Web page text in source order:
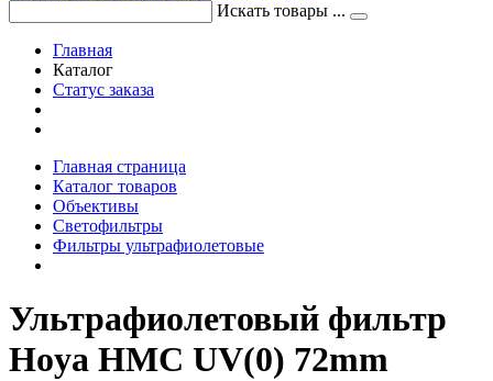
Искать товары ...
Главная
Каталог
Статус заказа
Главная страница
Каталог товаров
Объективы
Светофильтры
Фильтры ультрафиолетовые
Ультрафиолетовый фильтр
Hoya HMC UV(0) 72mm